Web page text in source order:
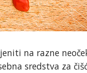
na razne
sredstva za